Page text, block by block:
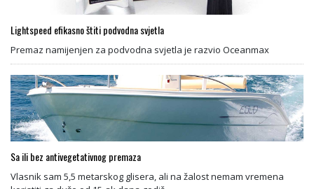
Lightspeed efikasno štiti podvodna svjetla
Premaz namijenjen za podvodna svjetla je razvio Oceanmax
Sa ili bez antivegetativnog premaza
Vlasnik sam 5,5 metarskog glisera, ali na žalost nemam vremena